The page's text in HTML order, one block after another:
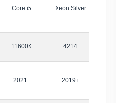
Core i5 Xeon Silver
11600K 4214
2021 г 2019 г